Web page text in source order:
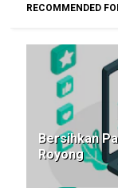
RECOMMENDED
Bersihkan
Royong